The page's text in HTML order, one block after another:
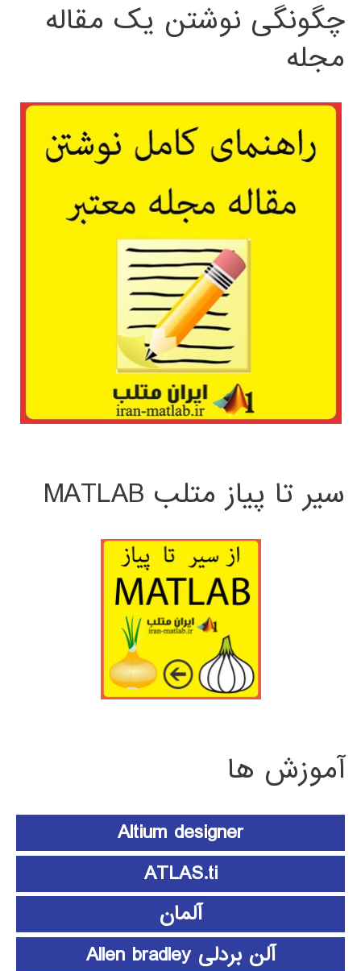
چگونگی نوشتن یک مقاله
مجله
سیر تا پیاز متلب MATLAB
آموزش ها
Altium designer
ATLAS.ti
آلمان
آلن بردلی Allen bradley